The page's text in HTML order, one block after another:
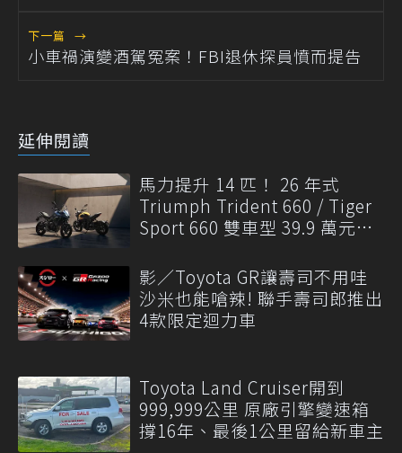
下一篇 →
小車禍演變酒駕冤案！FBI退休探員憤而提告
延伸閱讀
馬力提升 14 匹！ 26 年式
Triumph Trident 660 / Tiger
Sport 660 雙車型 39.9 萬元起
影／Toyota GR讓壽司不用哇
沙米也能嗆辣! 聯手壽司郎推出
4款限定迴力車
Toyota Land Cruiser開到
999,999公里 原廠引擎變速箱
撐16年、最後1公里留給新車主